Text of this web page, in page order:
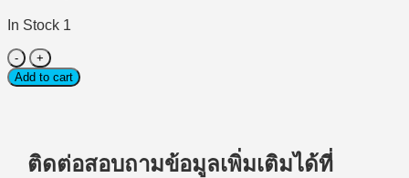
In Stock 1
Monitor
(จอ
Gaming
XV240YU
Add to cart
ติดต่อสอบถามข้อมูลเพิ่มเติมได้ที่